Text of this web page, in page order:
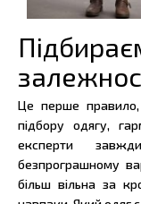
Це перше правило,
підбору одягу,
експерти
безпрограшному
більш вільна за